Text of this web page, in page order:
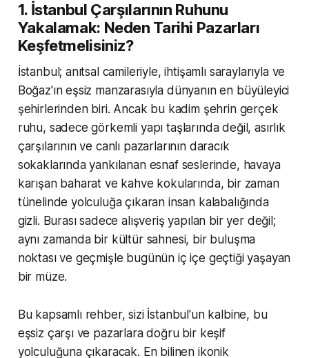
1. İstanbul Çarşılarının Ruhunu
Yakalamak: Neden Tarihi Pazarları
Keşfetmelisiniz?
İstanbul; anıtsal camileriyle, ihtişamlı saraylarıyla ve
Boğaz'ın eşsiz manzarasıyla dünyanın en büyüleyici
şehirlerinden biri. Ancak bu kadim şehrin gerçek
ruhu, sadece görkemli yapı taşlarında değil, asırlık
çarşılarının ve canlı pazarlarının daracık
sokaklarında yankılanan esnaf seslerinde, havaya
karışan baharat ve kahve kokularında, bir zaman
tünelinde yolculuğa çıkaran insan kalabalığında
gizli. Burası sadece alışveriş yapılan bir yer değil;
aynı zamanda bir kültür sahnesi, bir buluşma
noktası ve geçmişle bugünün iç içe geçtiği yaşayan
bir müze.
Bu kapsamlı rehber, sizi İstanbul'un kalbine, bu
eşsiz çarşı ve pazarlara doğru bir keşif
yolculuğuna çıkaracak. En bilinen ikonik